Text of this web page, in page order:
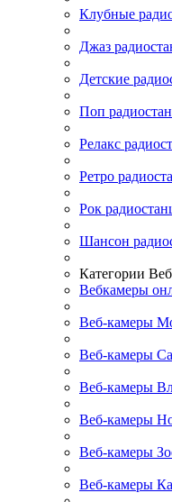
Клубные
Джаз
Детские
Поп
Релакс
Ретро
Рок
Шансон
Категории
Вебкамеры
Веб-камеры
Веб-камеры
Веб-камеры
Веб-камеры
Веб-камеры
Веб-камеры